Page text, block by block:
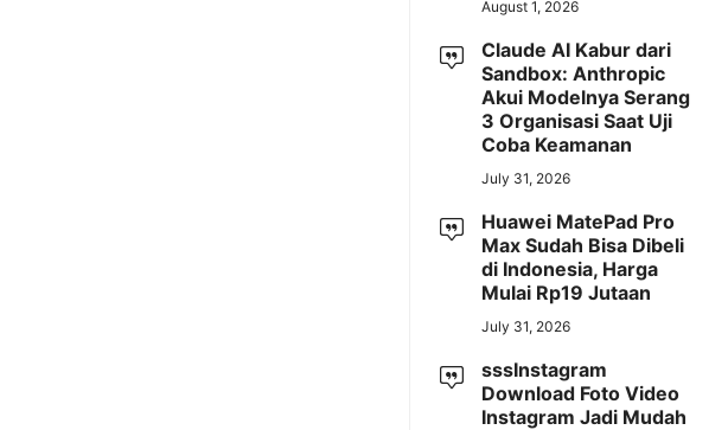
August 1, 2026
Claude AI Kabur dari
Sandbox: Anthropic
Akui Modelnya Serang
3 Organisasi Saat Uji
Coba Keamanan
July 31, 2026
Huawei MatePad Pro
Max Sudah Bisa Dibeli
di Indonesia, Harga
Mulai Rp19 Jutaan
July 31, 2026
sssInstagram
Download Foto Video
Instagram Jadi Mudah